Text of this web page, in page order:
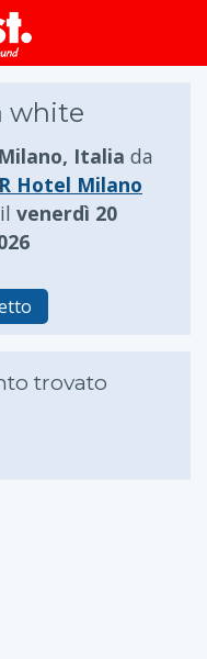
white
Milano, Italia da
Hotel Milano
il venerdì 20
trovato